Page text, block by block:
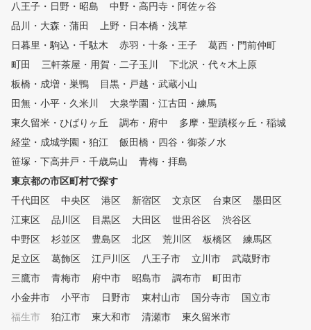
プに向けて使うべきクラブも合
わせてご提案いたします。 ■P
OINT４ 筋力・柔軟性 ゴルフ
に必要な筋力は他のスポーツと
異なって限られています。ご自
宅でも簡単にできるトレーニン
す。 ■POINT５ コースマネジ
メント ほとんどのゴルファー
がこの部分でスコアをロスして
います。スコアアップに重要な
コースマネジメントやメンタル
トレーニング含めてレッスンい
八王子・日野・昭島
中野・高円寺・阿佐ヶ谷
品川・大森・蒲田
上野・日本橋・浅草
日暮里・駒込・千駄木
赤羽・十条・王子
葛西・門前仲町
町田
三軒茶屋・用賀・二子玉川
下北沢・代々木上原
板橋・成増・巣鴨
目黒・戸越・武蔵小山
田無・小平・久米川
大泉学園・江古田・練馬
東久留米・ひばりヶ丘
調布・府中
多摩・聖蹟桜ヶ丘・稲城
経堂・成城学園・狛江
飯田橋・四谷・御茶ノ水
笹塚・下高井戸・千歳烏山
青梅・拝島
東京都の市区町村で探す
千代田区
中央区 港区 新宿区 文京区 台東区
墨田区
江東区
品川区 目黒区 大田区 世田谷区
渋谷区
中野区
杉並区 豊島区 北区 荒川区 板橋区
練馬区
足立区
葛飾区 江戸川区 八王子市 立川市
武蔵野市
三鷹市
青梅市 府中市 昭島市 調布市
町田市
小金井市
小平市 日野市 東村山市 国分寺市
国立市
福生市
狛江市 東大和市 清瀬市
東久留米市